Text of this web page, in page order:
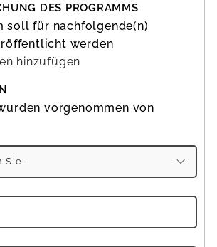
DES PROGRAMMS
soll für nachfolgende(n)
werden
hinzufügen
vorgenommen von